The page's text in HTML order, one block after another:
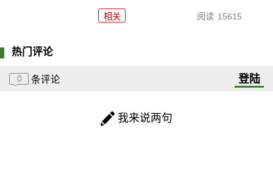
相关 阅读 15615
热门评论
0 条评论 登陆
我来说两句